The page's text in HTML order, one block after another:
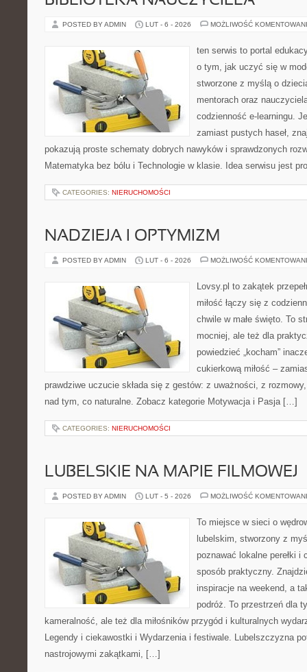
POSTED BY ADMIN LUT - 6 - 2026 MOŻLIWOŚĆ
ten serwis to portal
o tym, jak uczyć się w
stworzone z myślą o
mentorach oraz
codzienność e-learningu.
zamiast pustych haseł,
pokazują proste schematy dobrych nawyków i sprawdzonych
Matematyka bez bólu i Technologie w klasie. Idea serwisu jest
CATEGORIES: NIERUCHOMOŚCI
NADZIEJA I OPTYMIZM
POSTED BY ADMIN LUT - 6 - 2026 MOŻLIWOŚĆ
Lovsy.pl to zakątek
miłość łączy się z
chwile w małe święto. To
mocniej, ale też dla
powiedzieć „kocham”
cukierkową miłość –
prawdziwe uczucie składa się z gestów: z uważności, z
nad tym, co naturalne. Zobacz kategorie Motywacja i Pasja […]
CATEGORIES: NIERUCHOMOŚCI
LUBELSKIE NA MAPIE FILMOWEJ
POSTED BY ADMIN LUT - 5 - 2026 MOŻLIWOŚĆ
To miejsce w sieci o
lubelskim, stworzony z
poznawać lokalne perełki i
sposób praktyczny.
inspiracje na weekend, a
podróż. To przestrzeń dla
kameralność, ale też dla miłośników przygód i kulturalnych
Legendy i ciekawostki i Wydarzenia i festiwale. Lubelszczyzna
nastrojowymi zakątkami, […]